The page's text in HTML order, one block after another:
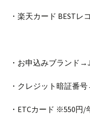
・楽天カード BEST
・お申込みブランド
・クレジット暗証番
・ETCカード ※550